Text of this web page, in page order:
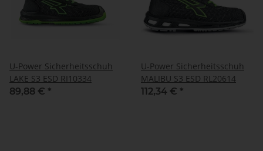
U-Power Sicherheitsschuh
LAKE S3 ESD RI10334
89,88 € *
U-Power Sicherheitsschuh
MALIBU S3 ESD RL20614
112,34 € *